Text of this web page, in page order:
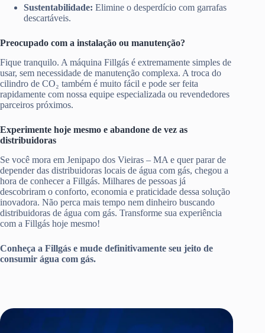
Sustentabilidade: Elimine o desperdício com garrafas
descartáveis.
Preocupado com a instalação ou manutenção?
Fique tranquilo. A máquina Fillgás é extremamente simples de
usar, sem necessidade de manutenção complexa. A troca do
cilindro de CO₂ também é muito fácil e pode ser feita
rapidamente com nossa equipe especializada ou revendedores
parceiros próximos.
Experimente hoje mesmo e abandone de vez as
distribuidoras
Se você mora em Jenipapo dos Vieiras – MA e quer parar de
depender das distribuidoras locais de água com gás, chegou a
hora de conhecer a Fillgás. Milhares de pessoas já
descobriram o conforto, economia e praticidade dessa solução
inovadora. Não perca mais tempo nem dinheiro buscando
distribuidoras de água com gás. Transforme sua experiência
com a Fillgás hoje mesmo!
Conheça a Fillgás e mude definitivamente seu jeito de
consumir água com gás.